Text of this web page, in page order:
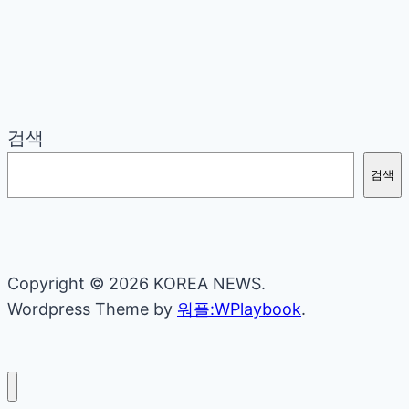
검색
검색
Copyright © 2026 KOREA NEWS.
Wordpress Theme by 워플:WPlaybook.